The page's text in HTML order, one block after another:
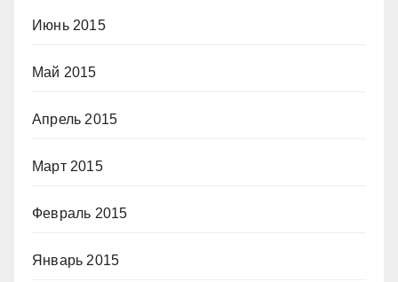
Июнь 2015
Май 2015
Апрель 2015
Март 2015
Февраль 2015
Январь 2015